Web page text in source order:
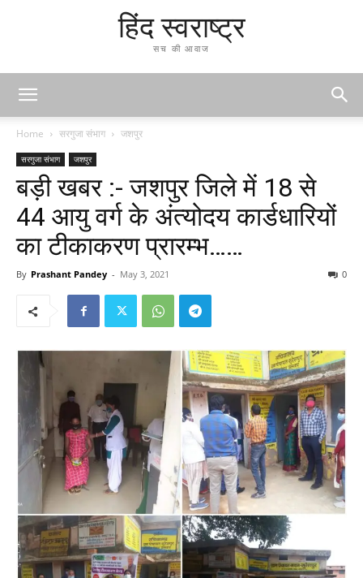
हिंद स्वराष्ट्र
सच की आवाज
Home सरगुजा संभाग जशपुर
सरगुजा संभाग जशपुर
बड़ी खबर :- जशपुर जिले में 18 से
44 आयु वर्ग के अंत्योदय कार्डधारियों
का टीकाकरण प्रारम्भ……
By Prashant Pandey - May 3, 2021 0